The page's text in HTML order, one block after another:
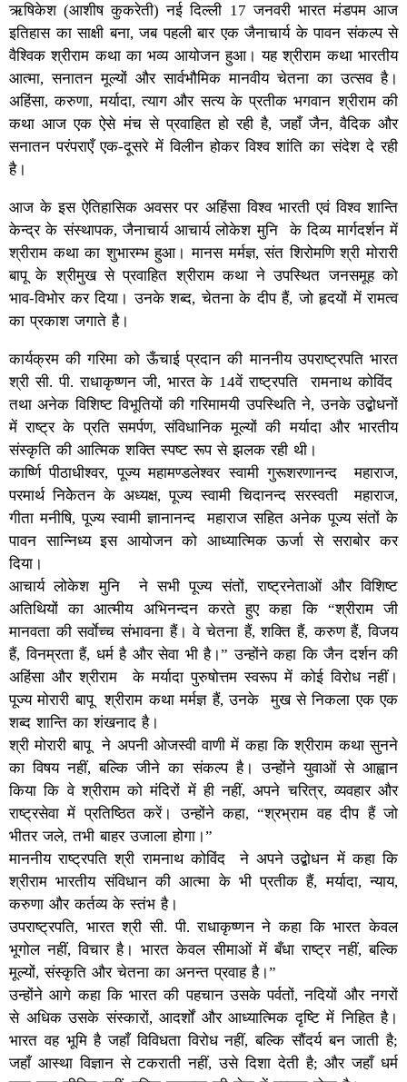
ऋषिकेश (आशीष कुकरेती) नई दिल्ली 17 जनवरी भारत मंडपम आज
इतिहास का साक्षी बना, जब पहली बार एक जैनाचार्य के पावन संकल्प से
वैश्विक श्रीराम कथा का भव्य आयोजन हुआ। यह श्रीराम कथा भारतीय
आत्मा, सनातन मूल्यों और सार्वभौमिक मानवीय चेतना का उत्सव है।
अहिंसा, करुणा, मर्यादा, त्याग और सत्य के प्रतीक भगवान श्रीराम की
कथा आज एक ऐसे मंच से प्रवाहित हो रही है, जहाँ जैन, वैदिक और
सनातन परंपराएँ एक-दूसरे में विलीन होकर विश्व शांति का संदेश दे रही
है।
आज के इस ऐतिहासिक अवसर पर अहिंसा विश्व भारती एवं विश्व शान्ति
केन्द्र के संस्थापक, जैनाचार्य आचार्य लोकेश मुनि के दिव्य मार्गदर्शन में
श्रीराम कथा का शुभारम्भ हुआ। मानस मर्मज्ञ, संत शिरोमणि श्री मोरारी
बापू के श्रीमुख से प्रवाहित श्रीराम कथा ने उपस्थित जनसमूह को
भाव-विभोर कर दिया। उनके शब्द, चेतना के दीप हैं, जो हृदयों में रामत्व
का प्रकाश जगाते है।
कार्यक्रम की गरिमा को ऊँचाई प्रदान की माननीय उपराष्ट्रपति भारत
श्री सी. पी. राधाकृष्णन जी, भारत के 14वें राष्ट्रपति रामनाथ कोविंद
तथा अनेक विशिष्ट विभूतियों की गरिमामयी उपस्थिति ने, उनके उद्बोधनों
में राष्ट्र के प्रति समर्पण, संविधानिक मूल्यों की मर्यादा और भारतीय
संस्कृति की आत्मिक शक्ति स्पष्ट रूप से झलक रही थी।
कार्ष्णि पीठाधीश्वर, पूज्य महामण्डलेश्वर स्वामी गुरूशरणानन्द महाराज,
परमार्थ निकेेतन के अध्यक्ष, पूज्य स्वामी चिदानन्द सरस्वती महाराज,
गीता मनीषि, पूज्य स्वामी ज्ञानानन्द महाराज सहित अनेक पूज्य संतों के
पावन सान्निध्य इस आयोजन को आध्यात्मिक ऊर्जा से सराबोर कर
दिया।
आचार्य लोकेश मुनि ने सभी पूज्य संतों, राष्ट्रनेताओं और विशिष्ट
अतिथियों का आत्मीय अभिनन्दन करते हुए कहा कि “श्रीराम जी
मानवता की सर्वाेच्च संभावना हैं। वे चेतना हैं, शक्ति हैं, करुण हैं, विजय
हैं, विनम्रता हैं, धर्म है और सेवा भी है।” उन्होंने कहा कि जैन दर्शन की
अहिंसा और श्रीराम के मर्यादा पुरुषोत्तम स्वरूप में कोई विरोध नहीं।
पूज्य मोरारी बापू श्रीराम कथा मर्मज्ञ हैं, उनके मुख से निकला एक एक
शब्द शान्ति का शंखनाद है।
श्री मोरारी बापू ने अपनी ओजस्वी वाणी में कहा कि श्रीराम कथा सुनने
का विषय नहीं, बल्कि जीने का संकल्प है। उन्होंने युवाओं से आह्वान
किया कि वे श्रीराम को मंदिरों में ही नहीं, अपने चरित्र, व्यवहार और
राष्ट्रसेवा में प्रतिष्ठित करें। उन्होंने कहा, “श्रभ्राम वह दीप हैं जो
भीतर जले, तभी बाहर उजाला होगा।”
माननीय राष्ट्रपति श्री रामनाथ कोविंद ने अपने उद्बोधन में कहा कि
श्रीराम भारतीय संविधान की आत्मा के भी प्रतीक हैं, मर्यादा, न्याय,
करुणा और कर्तव्य के स्तंभ है।
उपराष्ट्रपति, भारत श्री सी. पी. राधाकृष्णन ने कहा कि भारत केवल
भूगोल नहीं, विचार है। भारत केवल सीमाओं में बँधा राष्ट्र नहीं, बल्कि
मूल्यों, संस्कृति और चेतना का अनन्त प्रवाह है।”
उन्होंने आगे कहा कि भारत की पहचान उसके पर्वतों, नदियों और नगरों
से अधिक उसके संस्कारों, आदर्शों और आध्यात्मिक दृष्टि में निहित है।
भारत वह भूमि है जहाँ विविधता विरोध नहीं, बल्कि सौंदर्य बन जाती है;
जहाँ आस्था विज्ञान से टकराती नहीं, उसे दिशा देती है; और जहाँ धर्म